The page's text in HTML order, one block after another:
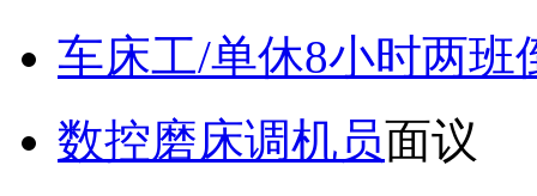
车床工/单休8小时两班
数控磨床调机员面议